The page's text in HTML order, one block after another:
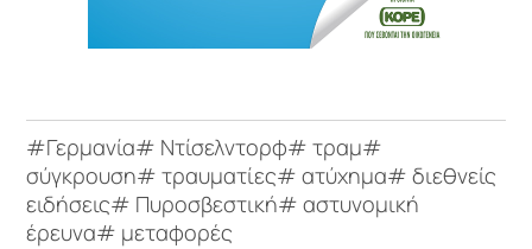
#Γερμανία# Ντίσελντορφ# τραμ#
σύγκρουση# τραυματίες# ατύχημα# διεθνείς
ειδήσεις# Πυροσβεστική# αστυνομική
έρευνα# μεταφορές